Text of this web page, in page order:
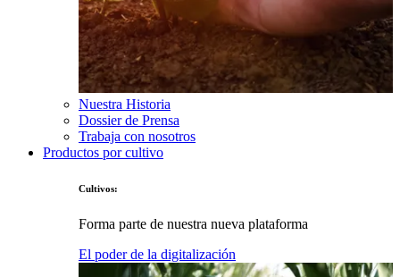
Nuestra Historia
Dossier de Prensa
Trabaja con nosotros
Productos por cultivo
Cultivos:
Forma parte de nuestra nueva plataforma
El poder de la digitalización